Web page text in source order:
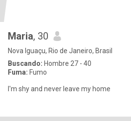
Maria, 30
Nova Iguaçu, Rio de Janeiro, Brasil
Buscando: Hombre 27 - 40
Fuma: Fumo
I'm shy and never leave my home